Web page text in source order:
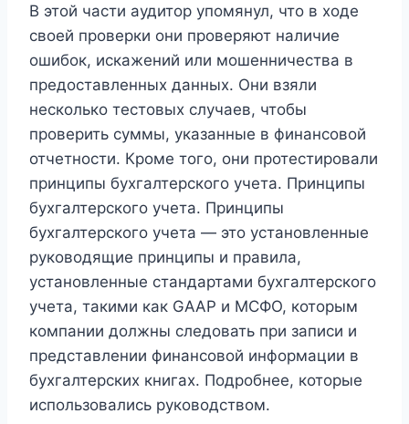
В этой части аудитор упомянул, что в ходе
своей проверки они проверяют наличие
ошибок, искажений или мошенничества в
предоставленных данных. Они взяли
несколько тестовых случаев, чтобы
проверить суммы, указанные в финансовой
отчетности. Кроме того, они протестировали
принципы бухгалтерского учета. Принципы
бухгалтерского учета. Принципы
бухгалтерского учета — это установленные
руководящие принципы и правила,
установленные стандартами бухгалтерского
учета, такими как GAAP и МСФО, которым
компании должны следовать при записи и
представлении финансовой информации в
бухгалтерских книгах. Подробнее, которые
использовались руководством.